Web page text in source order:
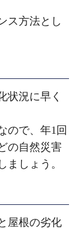
ス方法とし
状況に早く
ので、年1回
の自然災害
ましょう。
屋根の劣化